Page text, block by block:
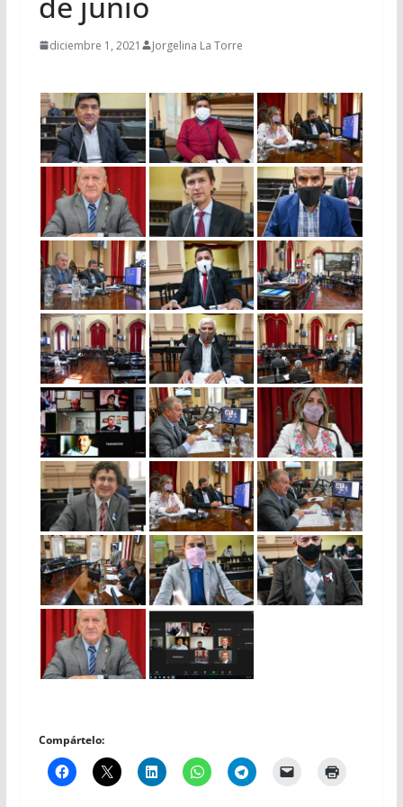
diciembre 1, 2021 Jorgelina La Torre
Compártelo: